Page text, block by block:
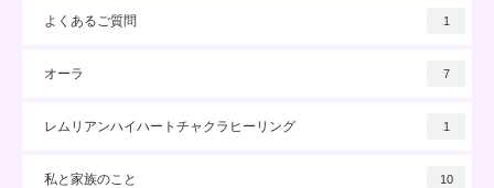
よくあるご質問 1
オーラ 7
レムリアンハイハートチャクラヒーリング 1
私と家族のこと 10